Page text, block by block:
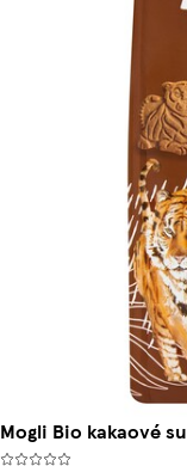
Mogli Bio kakaové